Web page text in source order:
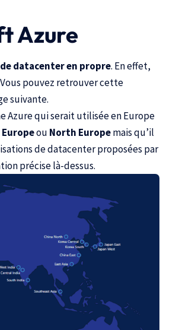
Azure
datacenter en propre. En effet,
pouvez retrouver cette
suivante.
Azure qui serait utilisée en Europe
ou North Europemais qu’il
de datacenter proposées par
précise là-dessus.